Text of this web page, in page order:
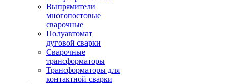
Выпрямители
многопостовые
сварочные
Полуавтомат
дуговой сварки
Сварочные
трансформаторы
Трансформаторы для
контактной сварки